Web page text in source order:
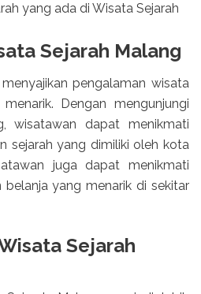
yang ada di Wisata Sejarah
Sejarah Malang
pengalaman wisata
Dengan mengunjungi
wisatawan dapat menikmati
sejarah yang dimiliki oleh kota
juga dapat menikmati
yang menarik di sekitar
Sejarah